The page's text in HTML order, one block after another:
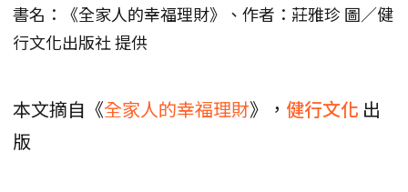
書名：《全家人的幸福理財》、作者：莊雅珍 圖／健
行文化出版社 提供
本文摘自《全家人的幸福理財》， 健行文化 出
版